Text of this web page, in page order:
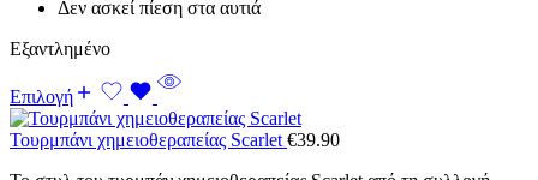
Δεν ασκεί πίεση στα αυτιά
Εξαντλημένο
Επιλογή
Τουρμπάνι χημειοθεραπείας Scarlet €39.90